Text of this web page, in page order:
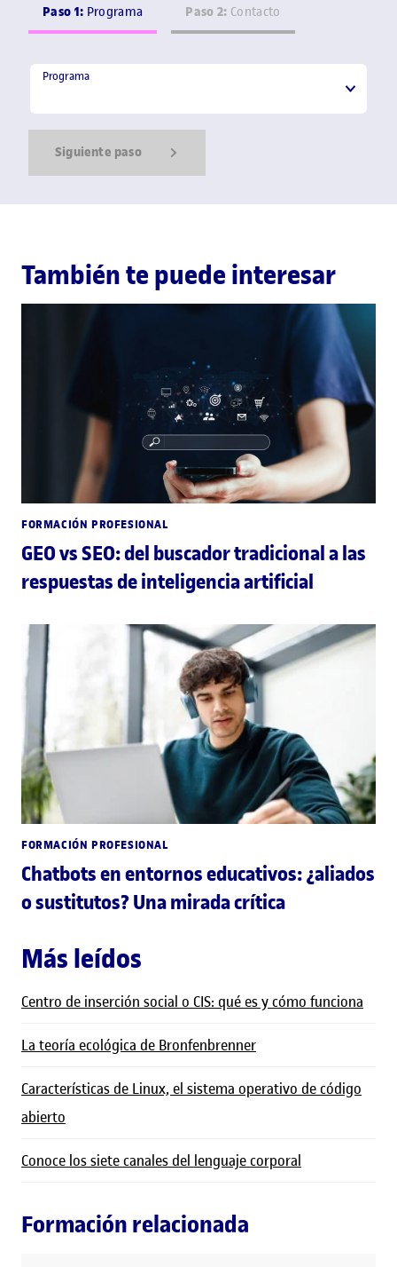
Paso 1: Programa Paso 2: Contacto
Programa
Programa
Siguiente paso
También te puede interesar
FORMACIÓN PROFESIONAL
GEO vs SEO: del buscador tradicional a las
respuestas de inteligencia artificial
FORMACIÓN PROFESIONAL
Chatbots en entornos educativos: ¿aliados
o sustitutos? Una mirada crítica
Más leídos
Centro de inserción social o CIS: qué es y cómo funciona
La teoría ecológica de Bronfenbrenner
Características de Linux, el sistema operativo de código
abierto
Conoce los siete canales del lenguaje corporal
Formación relacionada